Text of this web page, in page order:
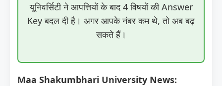
यूनिवर्सिटी ने आपत्तियों के बाद 4 विषयों की Answer
Key बदल दी है। अगर आपके नंबर कम थे, तो अब बढ़
सकते हैं।
Maa Shakumbhari University News: